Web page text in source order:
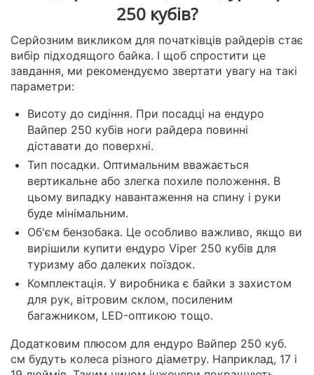
250 кубів?
Серйозним викликом для початківців райдерів стає
вибір підходящого байка. І щоб спростити це
завдання, ми рекомендуємо звертати увагу на такі
параметри:
Висоту до сидіння. При посадці на ендуро
Вайпер 250 кубів ноги райдера повинні
діставати до поверхні.
Тип посадки. Оптимальним вважається
вертикальне або злегка похиле положення. В
цьому випадку навантаження на спину і руки
буде мінімальним.
Об'єм бензобака. Це особливо важливо, якщо ви
вирішили купити ендуро Viper 250 кубів для
туризму або далеких поїздок.
Комплектація. У виробника є байки з захистом
для рук, вітровим склом, посиленим
багажником, LED-оптикою тощо.
Додатковим плюсом для ендуро Вайпер 250 куб.
см будуть колеса різного діаметру. Наприклад, 17 і